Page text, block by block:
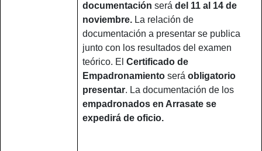
documentación será del 11 al 14 de
noviembre. La relación de
documentación a presentar se publica
junto con los resultados del examen
teórico. El Certificado de
Empadronamiento será obligatorio
presentar. La documentación de los
empadronados en Arrasate se
expedirá de oficio.